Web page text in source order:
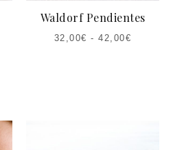
Waldorf Pendientes
32,00€ -42,00€